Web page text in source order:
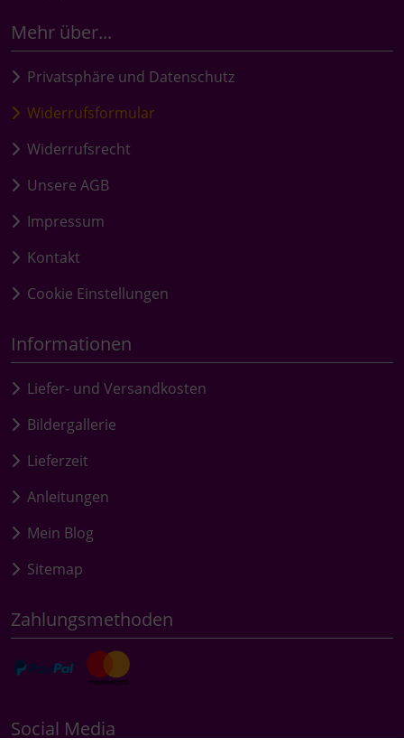
Mehr über...
Privatsphäre und Datenschutz
Widerrufsformular
Widerrufsrecht
Unsere AGB
Impressum
Kontakt
Cookie Einstellungen
Informationen
Liefer- und Versandkosten
Bildergallerie
Lieferzeit
Anleitungen
Mein Blog
Sitemap
Zahlungsmethoden
Social Media